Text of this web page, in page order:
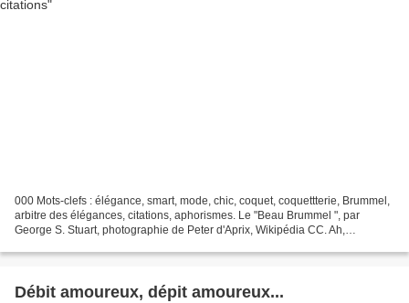
000 Mots-clefs : élégance, smart, mode, chic, coquet, coquettterie, Brummel,
arbitre des élégances, citations, aphorismes. Le "Beau Brummel ", par
George S. Stuart, photographie de Peter d'Aprix, Wikipédia CC. Ah,
Débit amoureux, dépit amoureux...